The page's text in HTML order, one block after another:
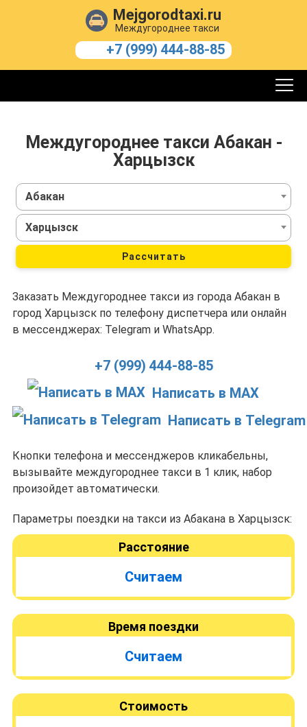
Mejgorodtaxi.ru
Междугороднее такси
+7 (999) 444-88-85
Междугороднее такси Абакан -
Харцызск
Абакан
Харцызск
Рассчитать
Заказать Междугороднее такси из города Абакан в
город Харцызск по телефону диспетчера или онлайн
в мессенджерах: Telegram и WhatsApp.
+7 (999) 444-88-85
Написать в MAX
Написать в Telegram
Кнопки телефона и мессенджеров кликабельны,
вызывайте междугороднее такси в 1 клик, набор
произойдет автоматически.
Параметры поездки на такси из Абакана в Харцызск:
Расстояние
Считаем
Время поездки
Считаем
Стоимость